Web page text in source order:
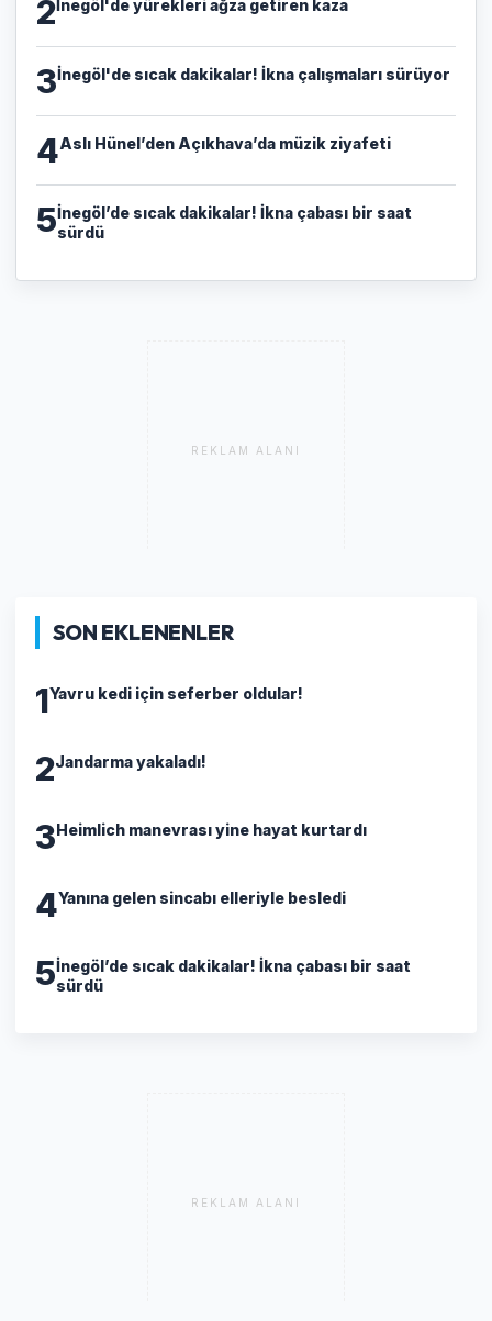
2İnegöl'de yürekleri ağza getiren kaza
3İnegöl'de sıcak dakikalar! İkna çalışmaları sürüyor
4Aslı Hünel’den Açıkhava’da müzik ziyafeti
5İnegöl’de sıcak dakikalar! İkna çabası bir saat
sürdü
REKLAM ALANI
SON EKLENENLER
1Yavru kedi için seferber oldular!
2Jandarma yakaladı!
3Heimlich manevrası yine hayat kurtardı
4Yanına gelen sincabı elleriyle besledi
5İnegöl’de sıcak dakikalar! İkna çabası bir saat
sürdü
REKLAM ALANI